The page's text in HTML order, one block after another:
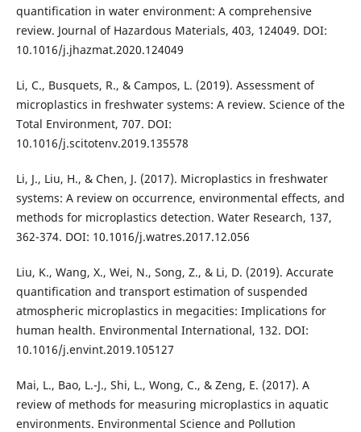
quantification in water environment: A comprehensive
review. Journal of Hazardous Materials, 403, 124049. DOI:
10.1016/j.jhazmat.2020.124049
Li, C., Busquets, R., & Campos, L. (2019). Assessment of
microplastics in freshwater systems: A review. Science of the
Total Environment, 707. DOI:
10.1016/j.scitotenv.2019.135578
Li, J., Liu, H., & Chen, J. (2017). Microplastics in freshwater
systems: A review on occurrence, environmental effects, and
methods for microplastics detection. Water Research, 137,
362-374. DOI: 10.1016/j.watres.2017.12.056
Liu, K., Wang, X., Wei, N., Song, Z., & Li, D. (2019). Accurate
quantification and transport estimation of suspended
atmospheric microplastics in megacities: Implications for
human health. Environmental International, 132. DOI:
10.1016/j.envint.2019.105127
Mai, L., Bao, L.-J., Shi, L., Wong, C., & Zeng, E. (2017). A
review of methods for measuring microplastics in aquatic
environments. Environmental Science and Pollution